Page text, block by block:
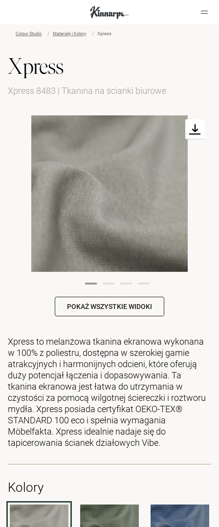
Colour Studio Materiały i Kolory Xpress
Xpress
Xpress 8483 | Tkanina na ścianki biurowe
POKAŻ WSZYSTKIE WIDOKI
Xpress to melanżowa tkanina ekranowa wykonana
w 100% z poliestru, dostępna w szerokiej gamie
atrakcyjnych i harmonijnych odcieni, które oferują
duży potencjał łączenia i dopasowywania. Ta
tkanina ekranowa jest łatwa do utrzymania w
czystości za pomocą wilgotnej ściereczki i roztworu
mydła. Xpress posiada certyfikat OEKO-TEX®
STANDARD 100 eco i spełnia wymagania
Möbelfakta. Xpress idealnie nadaje się do
tapicerowania ścianek działowych Vibe.
Kolory